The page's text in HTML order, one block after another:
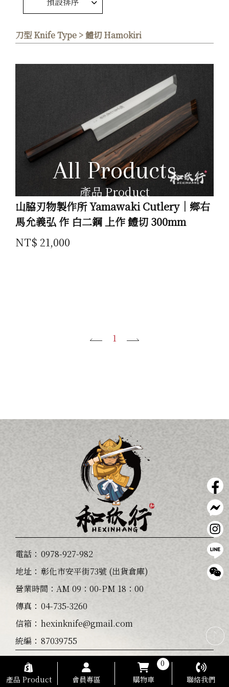
All Products
產品 Product
刀型 Knife Type > 鱧切 Hamokiri
山脇刃物製作所 Yamawaki Cutlery｜鄉右
馬允義弘 作 白二鋼 上作 鱧切 300mm
NT$ 21,000
1
電話： 0978-927-982
地址： 彰化市安平街73號 (出貨倉庫)
營業時間：AM 09：00-PM 18：00
傳真： 04-735-3260
信箱： hexinknife@gmail.com
統編： 87039755
退換貨政策 Return and Exchange Policy
隱私權政策
服務條款
產品 Product 會員專區 購物車
0
聯絡我們